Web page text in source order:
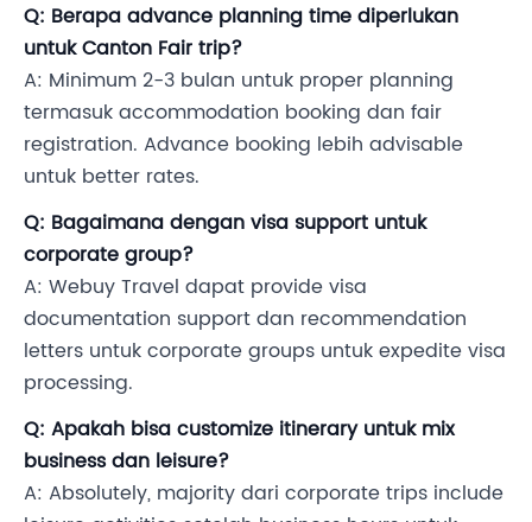
Q: Berapa advance planning time diperlukan
untuk Canton Fair trip?
A: Minimum 2-3 bulan untuk proper planning
termasuk accommodation booking dan fair
registration. Advance booking lebih advisable
untuk better rates.
Q: Bagaimana dengan visa support untuk
corporate group?
A: Webuy Travel dapat provide visa
documentation support dan recommendation
letters untuk corporate groups untuk expedite visa
processing.
Q: Apakah bisa customize itinerary untuk mix
business dan leisure?
A: Absolutely, majority dari corporate trips include